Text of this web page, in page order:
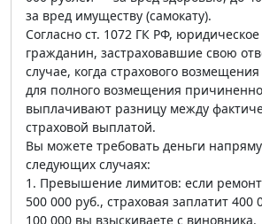
за вред имуществу (самокату).
Согласно ст. 1072 ГК РФ,
гражданин, застраховавшие свою
случае, когда страхового
для полного возмещения
выплачивают разницу между
страховой выплатой.
Вы можете требовать деньги
следующих случаях:
1. Превышение лимитов: если ремонт
500 000 руб., страховая заплатит 400
100 000 вы взыскиваете с виновника.